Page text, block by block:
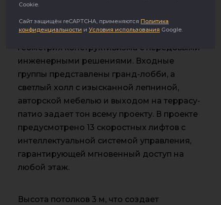
воссоздан с максимальной точностью и
органично адаптирован под современные
стандарты. Здесь сочетается строгая
геометрия конструктивизма с передовыми
инженерными решениями. Входные
группы представлены гранд-лобби, а
светлый холл с изысканной лепниной,
авторской мебелью и выходом на террасу-
патио задает тон всему проекту. В проекте
предусмотрено 13 скоростных лифтов с
интеллектуальной системой управления,
гарантирующей мгновенный доступ на
любой этаж.
Высота потолков 3 м, что создает
Cookie.
Сайт защищён reCAPTCHA, применяются Политика
конфиденциальности и Условия использования Google.